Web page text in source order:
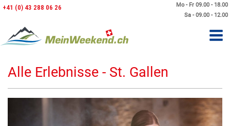
Mo - Fr 09.00 - 18.00
Sa - 09.00 - 12.00
+41 (0) 43 288 06 26
Alle Erlebnisse - St. Gallen